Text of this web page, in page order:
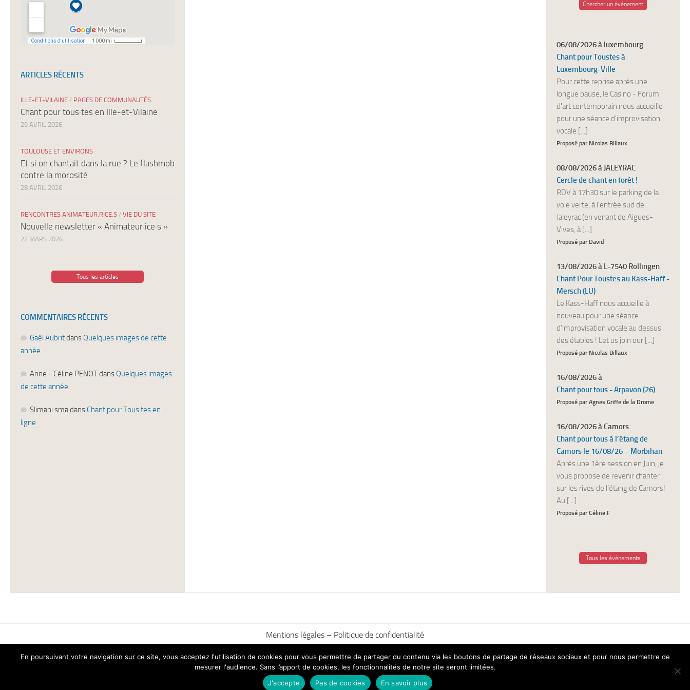
ARTICLES RÉCENTS
ILLE-ET-VILAINE / PAGES DE COMMUNAUTÉS
Chant pour tous·tes en Ille-et-Vilaine
29 AVRIL 2026
TOULOUSE ET ENVIRONS
Et si on chantait dans la rue ? Le flashmob
contre la morosité
28 AVRIL 2026
RENCONTRES ANIMATEUR.RICE.S / VIE DU SITE
Nouvelle newsletter « Animateur·ice·s »
22 MARS 2026
Tous les articles
COMMENTAIRES RÉCENTS
Gaël Aubritdans Quelques images de cette
année
Anne - Céline PENOTdans Quelques images
de cette année
Slimani smadans Chant pour Tous.tes en
ligne
Chercher un événement
06/08/2026 à luxembourg
Chant pour Toustes à
Luxembourg-Ville
Pour cette reprise après une
longue pause, le Casino - Forum
d'art contemporain nous accueille
pour une séance d'improvisation
vocale [...]
Proposé par Nicolas Billaux
08/08/2026 à JALEYRAC
Cercle de chant en forêt !
RDV à 17h30 sur le parking de la
voie verte, à l'entrée sud de
Jaleyrac (en venant de Aigues-
Vives, à [...]
Proposé par David
13/08/2026 à L-7540 Rollingen
Chant Pour Toustes au Kass-Haff -
Mersch (LU)
Le Kass-Haff nous accueille à
nouveau pour une séance
d'improvisation vocale au dessus
des étables ! Let us join our [...]
Proposé par Nicolas Billaux
16/08/2026 à
Chant pour tous - Arpavon (26)
Proposé par Agnes Griffe de la Drome
16/08/2026 à Camors
Chant pour tous à l’étang de
Camors le 16/08/26 – Morbihan
Après une 1ère session en Juin, je
vous propose de revenir chanter
sur les rives de l’étang de Camors!
Au [...]
Proposé par Céline F
Tous les événements
Mentions légales – Politique de confidentialité
En poursuivant votre navigation sur ce site, vous acceptez l'utilisation de cookies pour vous permettre de partager du contenu via les boutons de partage de réseaux sociaux et pour nous permettre de
mesurer l'audience. Sans l’apport de cookies, les fonctionnalités de notre site seront limitées.
J'accepte
Pas de cookies En savoir plus